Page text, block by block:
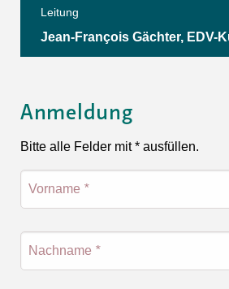
Leitung
Jean-François Gächter, EDV-
Anmeldung
Bitte alle Felder mit * ausfüllen.
Vorname *
Nachname *